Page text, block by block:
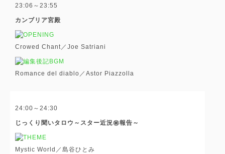
23:06～23:55
カンブリア宮殿
Crowed Chant／Joe Satriani
Romance del diablo／Astor Piazzolla
24:00～24:30
じっくり聞いタロウ～スター近況㊙報告～
Mystic World／島谷ひとみ